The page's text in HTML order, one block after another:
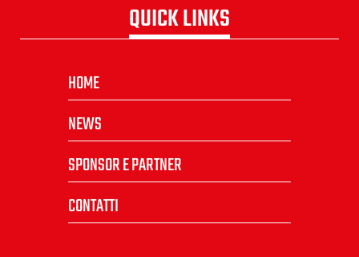
QUICK LINKS
HOME
NEWS
SPONSOR E PARTNER
CONTATTI